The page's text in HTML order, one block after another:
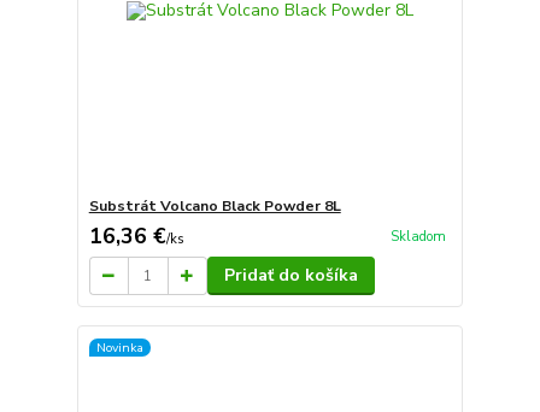
Substrát Volcano Black Powder 8L
16,36 €/ks Skladom
Pridať do košíka
Novinka